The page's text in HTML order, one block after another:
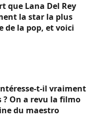
que Lana Del Rey
la star la plus
de la pop, et voici
t-il vraiment
? On a revu la filmo
du maestro